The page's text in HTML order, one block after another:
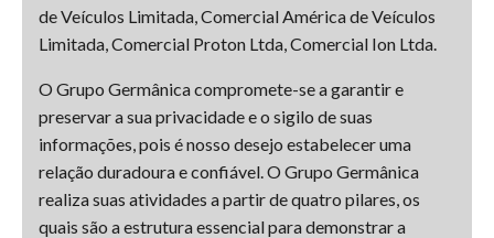
de Veículos Limitada, Comercial América de Veículos
Limitada, Comercial Proton Ltda, Comercial Ion Ltda.
O Grupo Germânica compromete-se a garantir e
preservar a sua privacidade e o sigilo de suas
informações, pois é nosso desejo estabelecer uma
relação duradoura e confiável. O Grupo Germânica
realiza suas atividades a partir de quatro pilares, os
quais são a estrutura essencial para demonstrar a